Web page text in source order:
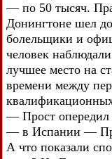
— по 50 тысяч.
Донингтоне шел
болельщики и
человек
лучшее место на
времени между
— Прост
— в Испании —
А что показали